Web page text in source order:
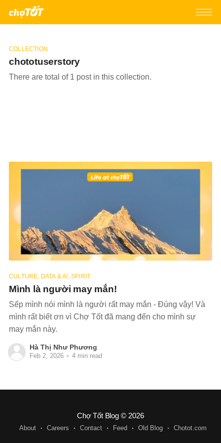
COLLECTION
chototuserstory
There are total of 1 post in this collection.
CULTURE, DATA & AI, SPIRIT
Mình là người may mắn!
Sếp mình nói mình là người rất may mắn - Đúng vậy! Và
mình rất biết ơn vì Chợ Tốt đã mang đến cho mình sự
may mắn này.
Hà Thị Như Phương
Feb 2, 2026 • 4 min read
Chợ Tốt Blog© 2026
About Careers Contact Feed Old Blog Chotot.com